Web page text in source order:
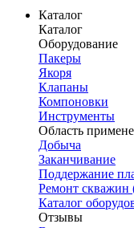
Каталог
Каталог
Оборудование
Пакеры
Якоря
Клапаны
Компоновки
Инструменты
Область
Добыча
Заканчивание
Поддержание
Ремонт
Каталог
Отзывы